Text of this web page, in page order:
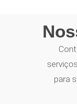
para